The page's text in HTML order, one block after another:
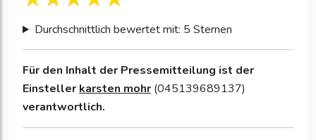
Durchschnittlich bewertet mit: 5 Sternen
Für den Inhalt der Pressemitteilung ist der
Einsteller karsten mohr (045139689137)
verantwortlich.